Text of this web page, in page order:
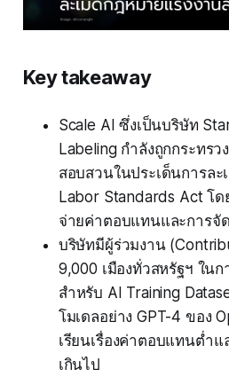
Key takeaway
Scale AI ซึ่งเป็นบริษัท
Labeling กำลังถูกกระทรว
สอบสวนในประเด็นการละ
Labor Standards Act โ
จ่ายค่าตอบแทนและการจั
บริษัทมีผู้ร่วมงาน
9,000 เมืองทั่วสหรัฐฯ ใน
สำหรับ AI Training
โมเดลอย่าง GPT-4 ของ
เรียนเรื่องค่าตอบแทนต่ำแ
เกินไป